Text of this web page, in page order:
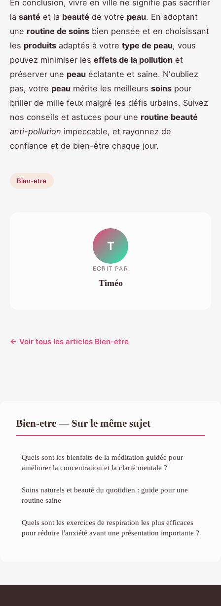
En conclusion, vivre en ville ne signifie pas sacrifier
la santé et la beauté de votre peau. En adoptant
une routine de soins bien pensée et en choisissant
les produits adaptés à votre type de peau, vous
pouvez minimiser les effets de la pollution et
préserver une peau éclatante et saine. N'oubliez
pas, votre peau mérite les meilleurs soins pour
briller de mille feux malgré les défis urbains. Suivez
nos conseils et astuces pour une routine beauté
anti-pollution impeccable, et rayonnez de
confiance et de bien-être chaque jour.
Bien-etre
T
ECRIT PAR
Timéo
← Voir tous les articles Bien-etre
Bien-etre — Sur le même sujet
Quels sont les bienfaits de la méditation guidée pour
améliorer la concentration et la clarté mentale ?
Soins naturels et beauté du quotidien : guide pour une
routine saine
Quels sont les exercices de respiration les plus efficaces
pour réduire l'anxiété avant une présentation importante ?